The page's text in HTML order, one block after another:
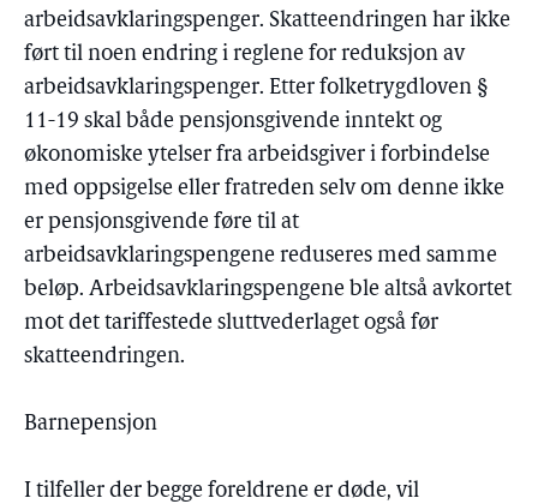
arbeidsavklaringspenger. Skatteendringen har ikke
ført til noen endring i reglene for reduksjon av
arbeidsavklaringspenger. Etter folketrygdloven §
11-19 skal både pensjonsgivende inntekt og
økonomiske ytelser fra arbeidsgiver i forbindelse
med oppsigelse eller fratreden selv om denne ikke
er pensjonsgivende føre til at
arbeidsavklaringspengene reduseres med samme
beløp. Arbeidsavklaringspengene ble altså avkortet
mot det tariffestede sluttvederlaget også før
skatteendringen.
Barnepensjon
I tilfeller der begge foreldrene er døde, vil